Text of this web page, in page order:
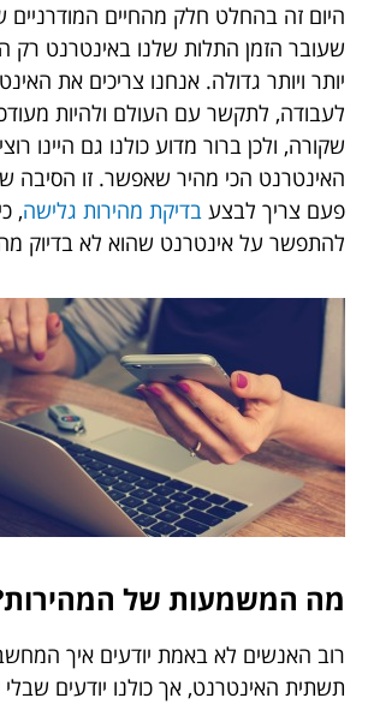
היום זה בהחלט חלק מהחיים המודרניים
שעובר הזמן התלות שלנו באינטרנט רק
יותר ויותר גדולה. אנחנו צריכים את
לעבודה, לתקשר עם העולם ולהיות
שקורה, ולכן ברור מדוע כולנו גם היינו
האינטרנט הכי מהיר שאפשר. זו הסיבה
פעם צריך לבצע בדיקת מהירות גלישה,
להתפשר על אינטרנט שהוא לא בדיוק
מה המשמעות של
רוב האנשים לא באמת יודעים איך
תשתית האינטרנט, אך כולנו יודעים